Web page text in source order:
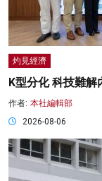
灼見經濟
K型分化 科技難
作者: 本社編輯部
2026-08-06